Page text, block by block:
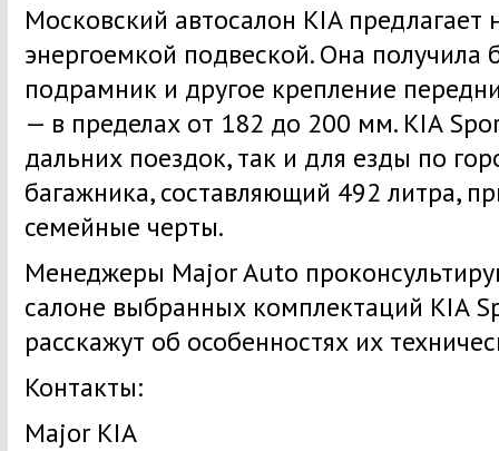
Московский автосалон KIA
энергоемкой подвеской. Она получила
подрамник и другое крепление
— в пределах от 182 до 200 мм. KIA
дальних поездок, так и для езды по
багажника, составляющий 492 литра,
семейные черты.
Менеджеры Major Auto
салоне выбранных комплектаций KIA
расскажут об особенностях их
Контакты:
Major KIA